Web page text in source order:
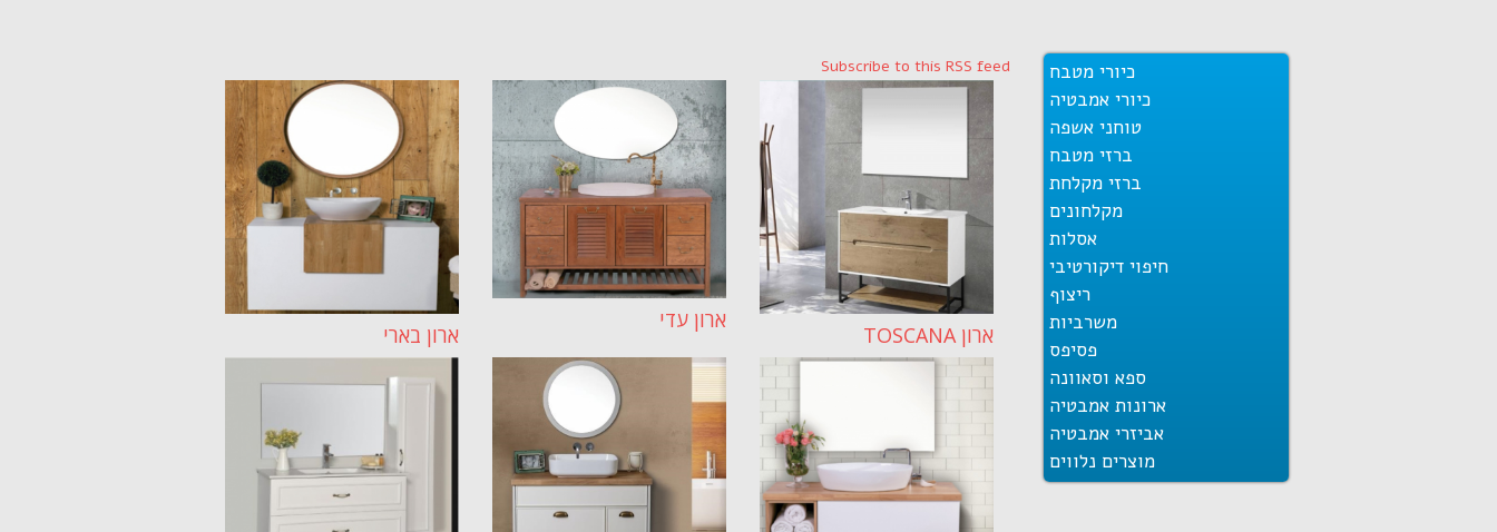
כיורי מטבח
כיורי אמבטיה
טוחני אשפה
ברזי מטבח
ברזי מקלחת
מקלחונים
אסלות
חיפוי דיקורטיבי
ריצוף
משרביות
פסיפס
ספא וסאוונה
ארונות אמבטיה
אביזרי אמבטיה
מוצרים נלווים
Subscribe to this RSS feed
ארון TOSCANA
ארון עדי
ארון בארי